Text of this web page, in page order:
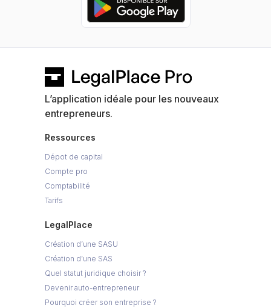
L’application idéale pour les nouveaux
entrepreneurs.
Ressources
Dépot de capital
Compte pro
Comptabilité
Tarifs
LegalPlace
Création d’une SASU
Création d’une SAS
Quel statut juridique choisir ?
Devenir auto-entrepreneur
Pourquoi créer son entreprise ?